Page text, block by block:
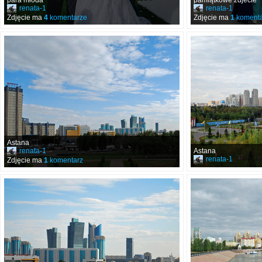
renata-1
Zdjęcie ma 4 komentarze
renata-1
Zdjęcie ma 1
Astana
renata-1
Zdjęcie ma1komentarz
Astana
renata-1